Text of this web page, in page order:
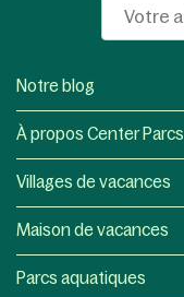
Notre blog
À propos Center Parcs
Villages de vacances
Maison de vacances
Parcs aquatiques